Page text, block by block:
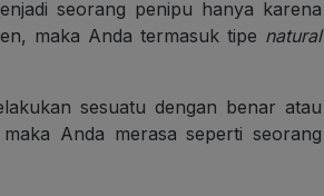
seorang penipu hanya karena
maka Anda termasuk tipe natural
sesuatu dengan benar atau
Anda merasa seperti seorang